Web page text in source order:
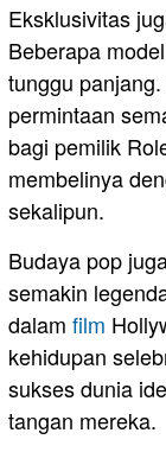
Eksklusivitas
Beberapa
tunggu
permintaan
bagi pemilik
membelinya
sekalipun.
Budaya pop
semakin
dalam film
kehidupan
sukses dunia
tangan mereka.